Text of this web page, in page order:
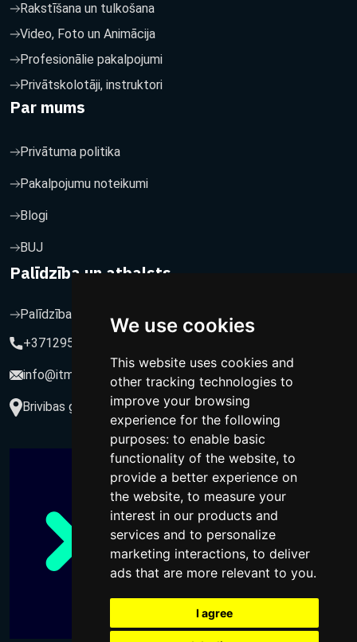
We use cookies
This website uses cookies and
other tracking technologies to
improve your browsing
experience for the following
purposes: to enable basic
functionality of the website, to
provide a better experience on
the website, to measure your
interest in our products and
services and to personalize
marketing interactions, to deliver
ads that are more relevant to you.
I agree
Rakstīšana un tulkošana
Video, Foto un Animācija
Profesionālie pakalpojumi
Privātskolotāji, instruktori
Par mums
Privātuma politika
Pakalpojumu noteikumi
Blogi
BUJ
Palīdzība un atbalsts
Palīdzība un atbalsts
+37129564547
info@itmarketing.lv
Brivibas gatve 234-77, LV-1039, Riga, Latvia